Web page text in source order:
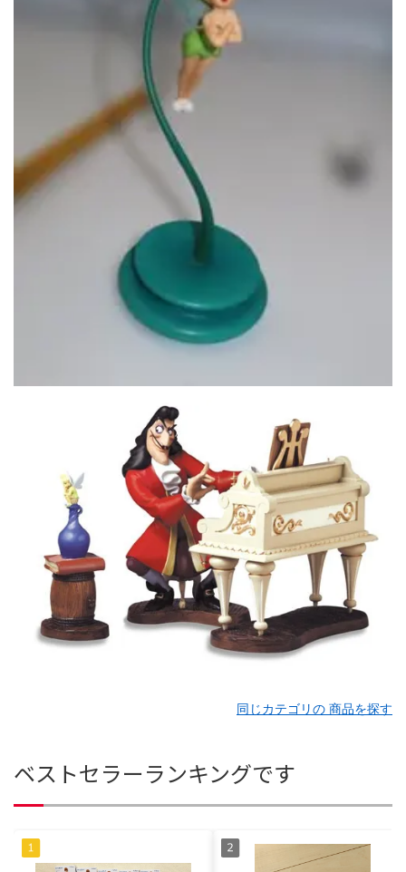
同じカテゴリの 商品を探す
ベストセラーランキングです